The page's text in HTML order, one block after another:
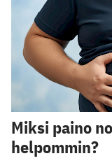
Miksi paino
helpommin?